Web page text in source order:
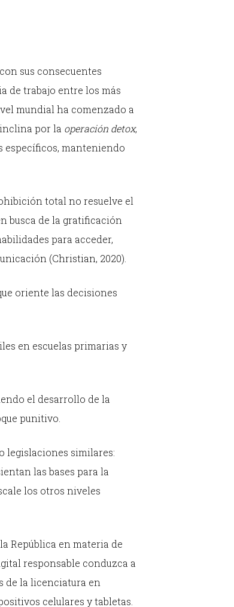
sus consecuentes
de trabajo entre los más
mundial ha comenzado a
por la operación detox,
específicos, manteniendo
total no resuelve el
busca de la gratificación
para acceder,
(Christian, 2020).
oriente las decisiones
en escuelas primarias y
el desarrollo de la
punitivo.
legislaciones similares:
las bases para la
los otros niveles
República en materia de
responsable conduzca a
de la licenciatura en
celulares y tabletas.